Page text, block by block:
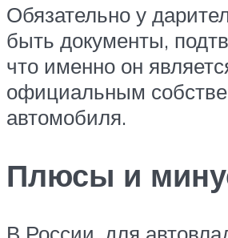
Обязательно у
быть документы,
что именно он
официальным
автомобиля.
Плюсы и
В России, для